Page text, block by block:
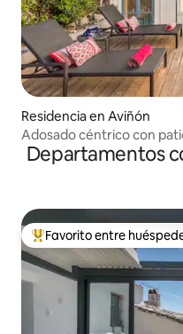
Residencia en Aviñón
Adosado céntrico con
Departamentos
De los mejores en
Favorito entre